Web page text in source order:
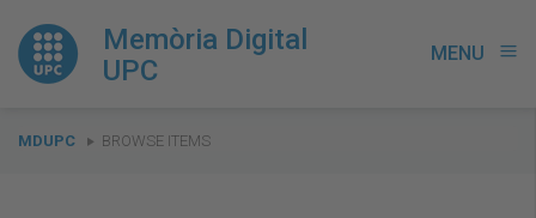
Memòria Digital
UPC
MENU menu
You
MDUPC BROWSE ITEMS